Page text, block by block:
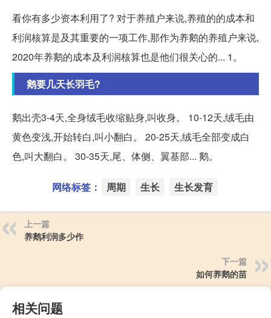
看你有多少资本利用了? 对于养殖户来说,养殖的的成本和
利润核算是及其重要的一项工作,那作为养鹅的养殖户来说,
2020年养鹅的成本及利润核算也是他们很关心的... 1。
鹅要几天长羽毛?
鹅出壳3-4天,全身绒毛收缩贴身,叫收身。 10-12天,绒毛由
黄色变浅,开始转白,叫小翻白。 20-25天,绒毛全部变成白
色,叫大翻白。 30-35天,尾、体侧、翼基部... 鹅。
网络标签： 周期 生长 生长发育
上一篇
养鹅利润多少作
下一篇
如何养鹅的苗
相关问题